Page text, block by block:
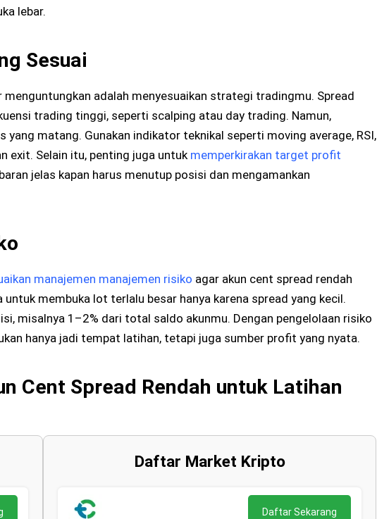
lebar.
Sesuai
adalah menyesuaikan strategi tradingmu. Spread
trading tinggi, seperti scalping atau day trading. Namun,
matang. Gunakan indikator teknikal seperti moving average, RSI,
exit. Selain itu, penting juga untuk memperkirakan target profit
jelas kapan harus menutup posisi dan mengamankan
manajemen manajemen risiko agar akun cent spread rendah
membuka lot terlalu besar hanya karena spread yang kecil.
misalnya 1–2% dari total saldo akunmu. Dengan pengelolaan risiko
hanya jadi tempat latihan, tetapi juga sumber profit yang nyata.
Cent Spread Rendah untuk Latihan
Daftar Market Kripto
Daftar Sekarang